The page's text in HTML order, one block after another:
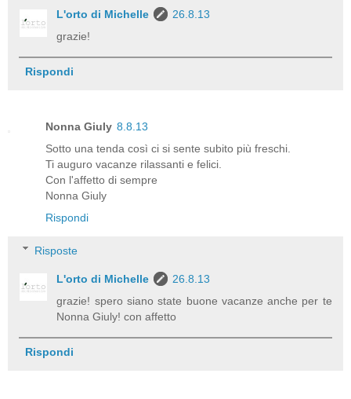
L'orto di Michelle
26.8.13
grazie!
Rispondi
Nonna Giuly 8.8.13
Sotto una tenda così ci si sente subito più freschi.
Ti auguro vacanze rilassanti e felici.
Con l'affetto di sempre
Nonna Giuly
Rispondi
Risposte
L'orto di Michelle
26.8.13
grazie! spero siano state buone vacanze anche per te
Nonna Giuly! con affetto
Rispondi